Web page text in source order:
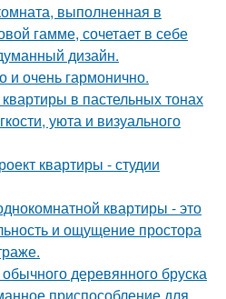
выполненная в
гамме, сочетает в себе
дизайн.
и очень гармонично.
в пастельных тонах
уюта и визуального
квартиры - студии
квартиры - это
и ощущение простора
деревянного бруска